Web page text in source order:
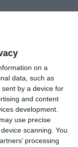
on a
data, such as
by a device for
and content
development.
use precise
scanning. You
processing